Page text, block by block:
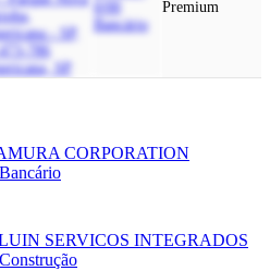
- SP,
786
SP
0/00
Bancário
Premium
CORPORATION
SERVICOS INTEGRADOS